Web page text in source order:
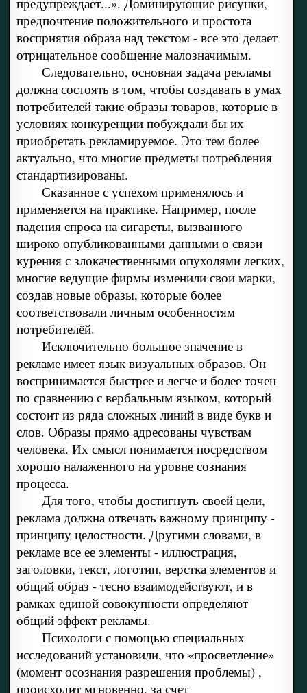
предпочтение положительного и простота
восприятия образа над текстом - все это делает
отрицательное сообщение малозначимым.
Следовательно, основная задача рекламы
должна состоять в том, чтобы создавать в умах
потребителей такие образы товаров, которые в
условиях конкуренции побуждали бы их
приобретать рекламируемое. Это тем более
актуально, что многие предметы потребления
стандартизированы.
Сказанное с успехом применялось и
применяется на практике. Например, после
падения спроса на сигареты, вызванного
широко опубликованными данными о связи
курения с злокачественными опухолями легких,
многие ведущие фирмы изменили свои марки,
создав новые образы, которые более
соответствовали личным особенностям
потребителёй.
Исключительно большое значение в
рекламе имеет язык визуальных образов. Он
воспринимается быстрее и легче и более точен
по сравнению с вербальным языком, который
состоит из ряда сложных линий в виде букв и
слов. Образы прямо адресованы чувствам
человека. Их смысл понимается посредством
хорошо налаженного на уровне сознания
процесса.
Для того, чтобы достигнуть своей цели,
реклама должна отвечать важному принципу -
принципу целостности. Другими словами, в
рекламе все ее элементы - иллюстрация,
заголовки, текст, логотип, верстка элементов и
общий образ - тесно взаимодействуют, и в
рамках единой совокупности определяют
общий эффект рекламы.
Психологи с помощью специальных
исследований установили, что «просветление»
(момент осознания разрешения проблемы) ,
происходит мгновенно, за счет